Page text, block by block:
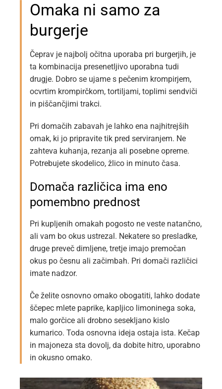
Omaka ni samo za
burgerje
Čeprav je najbolj očitna uporaba pri burgerjih, je
ta kombinacija presenetljivo uporabna tudi
drugje. Dobro se ujame s pečenim krompirjem,
ocvrtim krompirčkom, tortiljami, toplimi sendviči
in piščančjimi trakci.
Pri domačih zabavah je lahko ena najhitrejših
omak, ki jo pripravite tik pred serviranjem. Ne
zahteva kuhanja, rezanja ali posebne opreme.
Potrebujete skodelico, žlico in minuto časa.
Domača različica ima eno
pomembno prednost
Pri kupljenih omakah pogosto ne veste natančno,
ali vam bo okus ustrezal. Nekatere so presladke,
druge preveč dimljene, tretje imajo premočan
okus po česnu ali začimbah. Pri domači različici
imate nadzor.
Če želite osnovno omako obogatiti, lahko dodate
ščepec mlete paprike, kapljico limoninega soka,
malo gorčice ali drobno sesekljano kislo
kumarico. Toda osnovna ideja ostaja ista. Kečap
in majoneza sta dovolj, da dobite hitro, uporabno
in okusno omako.